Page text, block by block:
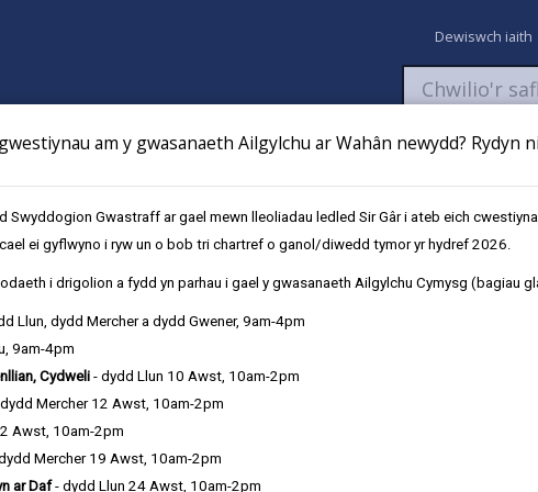
am y gwasanaeth Ailgylchu ar Wahân newydd? Rydyn
Swyddogion Gwastraff ar gael mewn lleoliadau ledled Sir Gâr i ateb eich
ei gyflwyno i ryw un o bob tri chartref o ganol/diwedd tymor yr hydref 2026.
i drigolion a fydd yn parhau i gael y gwasanaeth Ailgylchu Cymysg (bagiau
Llun, dydd Mercher a dydd Gwener, 9am-4pm
9am-4pm
Cydweli- dydd Llun 10 Awst, 10am-2pm
Mercher 12 Awst, 10am-2pm
Awst, 10am-2pm
Mercher 19 Awst, 10am-2pm
ar Daf- dydd Llun 24 Awst, 10am-2pm
Dewiswch iaith
Newyddion
Fy Nghyfrifon Talu Cyflwyno cais